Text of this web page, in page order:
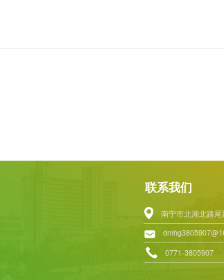
联系我们
南宁市北湖北路
0771-3805907